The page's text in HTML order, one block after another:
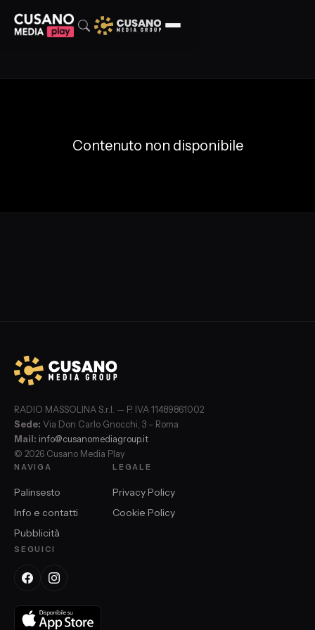
Contenuto non disponibile
RADIO MASSOLINA S.r.l. — P. IVA 11489861002
Sede: Via Don Carlo Gnocchi, 3 – Roma
Mail: info@cusanomediagroup.it
© 2026 Cusano Media Play
NAVIGA
Palinsesto
Info e contatti
Pubblicità
LEGALE
Privacy Policy
Cookie Policy
SEGUICI